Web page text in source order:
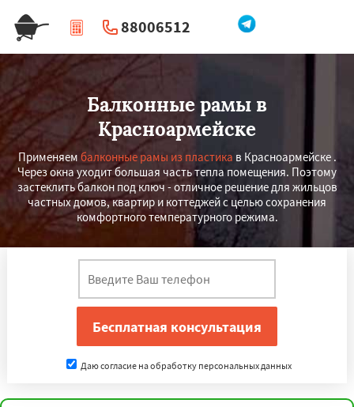
88006512
| Перезвоните мне
Балконные рамы в
Красноармейске
Применяем балконные рамы из пластика в Красноармейске .
Через окна уходит большая часть тепла помещения. Поэтому
застеклить балкон под ключ - отличное решение для жильцов
частных домов, квартир и коттеджей с целью сохранения
комфортного температурного режима.
Даю согласие на обработку персональных данных